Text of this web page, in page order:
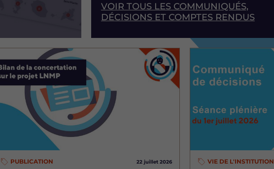
VOIR TOUS LES COMMUNIQUÉS,
DÉCISIONS ET COMPTES RENDUS
PUBLICATION 22 juillet 2026 VIE DE L'INSTITUTION